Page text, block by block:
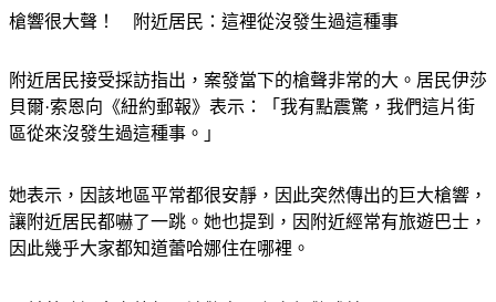
槍響很大聲！　附近居民：這裡從沒發生過這種事
附近居民接受採訪指出，案發當下的槍聲非常的大。居民伊莎
貝爾·索恩向《紐約郵報》表示：「我有點震驚，我們這片街
區從來沒發生過這種事。」
她表示，因該地區平常都很安靜，因此突然傳出的巨大槍響，
讓附近居民都嚇了一跳。她也提到，因附近經常有旅遊巴士，
因此幾乎大家都知道蕾哈娜住在哪裡。